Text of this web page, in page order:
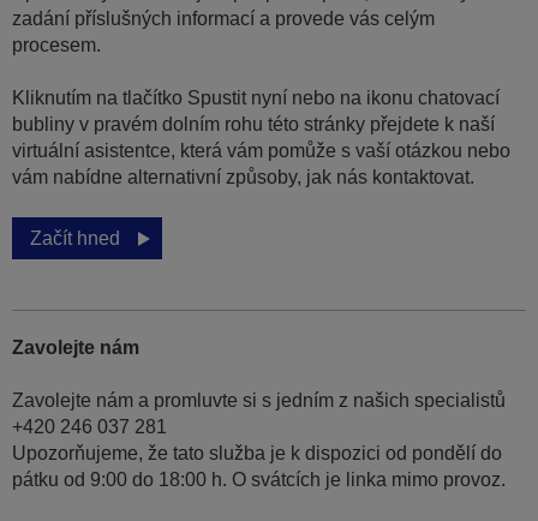
zadání příslušných informací a provede vás celým
procesem.
Kliknutím na tlačítko Spustit nyní nebo na ikonu chatovací
bubliny v pravém dolním rohu této stránky přejdete k naší
virtuální asistentce, která vám pomůže s vaší otázkou nebo
vám nabídne alternativní způsoby, jak nás kontaktovat.
Začít hned
Zavolejte nám
Zavolejte nám a promluvte si s jedním z našich specialistů
+420 246 037 281
Upozorňujeme, že tato služba je k dispozici od pondělí do
pátku od 9:00 do 18:00 h. O svátcích je linka mimo provoz.